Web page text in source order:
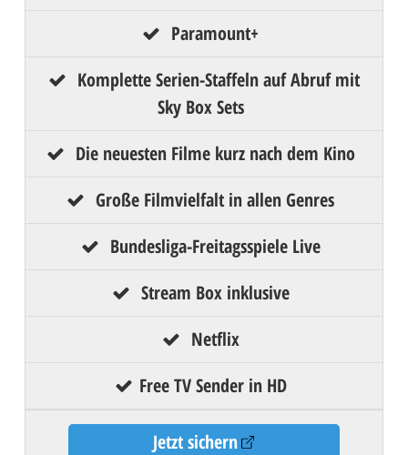
Paramount+
Komplette Serien-Staffeln auf Abruf mit
Sky Box Sets
Die neuesten Filme kurz nach dem Kino
Große Filmvielfalt in allen Genres
Bundesliga-Freitagsspiele Live
Stream Box inklusive
Netflix
Free TV Sender in HD
Jetzt sichern